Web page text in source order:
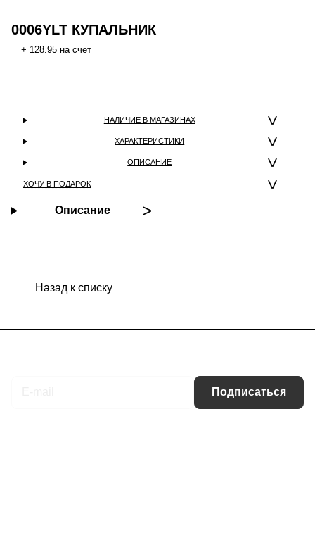
0006YLT КУПАЛЬНИК
+ 128.95 на счет
НАЛИЧИЕ В МАГАЗИНАХ
ХАРАКТЕРИСТИКИ
ОПИСАНИЕ
ХОЧУ В ПОДАРОК
Описание
Назад к списку
Подписаться